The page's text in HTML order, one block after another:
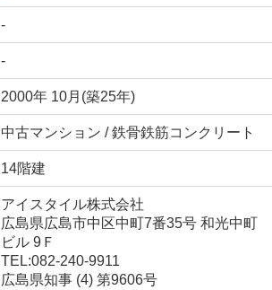
-
-
2000年 10月(築25年)
中古マンション / 鉄骨鉄筋コンクリート
14階建
アイスタイル株式会社
広島県広島市中区中町7番35号 和光中町
ビル 9Ｆ
TEL:082-240-9911
広島県知事 (4) 第9606号